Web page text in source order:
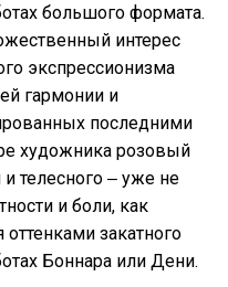
большого формата.
интерес
экспрессионизма
гармонии и
последними
художника розовый
телесного ‒ уже не
и боли, как
закатного
Боннара или Дени.